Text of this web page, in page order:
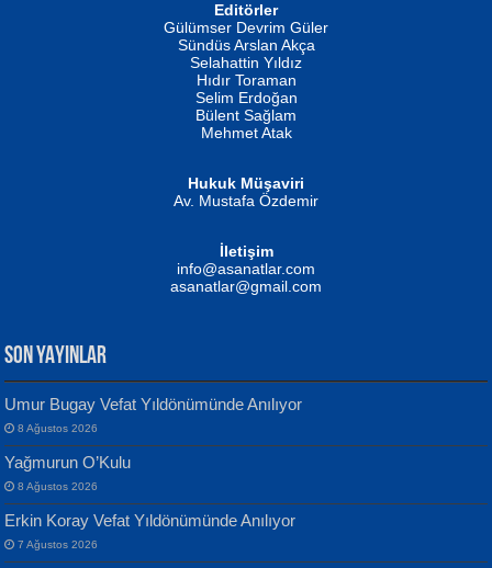
İSMAİL OKUTAN
Erkeklerin Kahrolması Ne Demektir
MUSTAFA KELOĞLU
Yarına İz Bırakmak...
Evvel Zaman Tanrıçası...
Yılmaz Ekinci
Geceye Söylenen...
Editörler
Gülümser Devrim Güler
Sündüs Arslan Akça
Selahattin Yıldız
Hıdır Toraman
Selim Erdoğan
Bülent Sağlam
Mehmet Atak
Hukuk Müşaviri
Av. Mustafa Özdemir
İletişim
info@asanatlar.com
asanatlar@gmail.com
SON YAYINLAR
Umur Bugay Vefat Yıldönümünde Anılıyor
8 Ağustos 2026
Yağmurun O’Kulu
8 Ağustos 2026
Erkin Koray Vefat Yıldönümünde Anılıyor
7 Ağustos 2026